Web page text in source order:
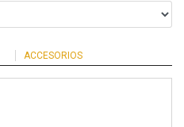
ACCESORIOS